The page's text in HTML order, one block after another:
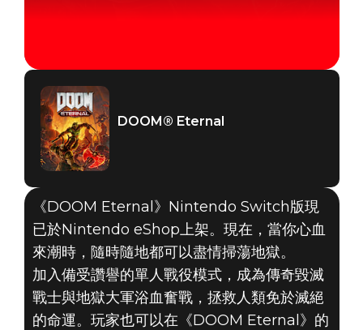
DOOM® Eternal
2020年12月08日
DOOM® Eternal
《DOOM Eternal》Nintendo Switch版現
已於Nintendo eShop上架。現在，當你心血
來潮時，隨時隨地都可以盡情掃蕩地獄。
加入備受讚譽的單人戰役模式，成為傳奇毀滅
戰士與地獄大軍浴血奮戰，拯救人類免於滅絕
的命運。玩家也可以在《DOOM Eternal》的